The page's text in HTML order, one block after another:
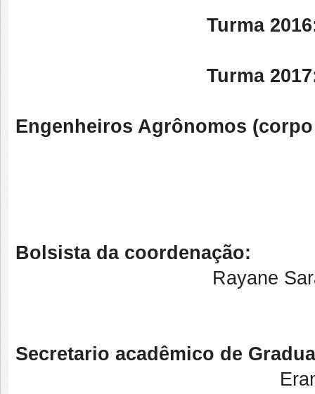
Turma
Turma
Engenheiros Agrônomos
Bolsista da coordenação:
Rayane
Secretario acadêmico de
Eranilson dos